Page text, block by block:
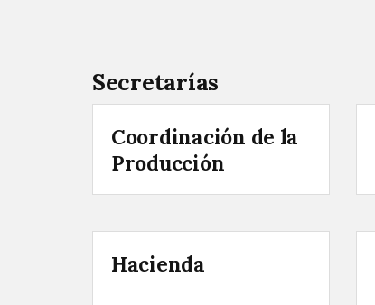
Secretarías
Coordinación de la
Producción
Hacienda